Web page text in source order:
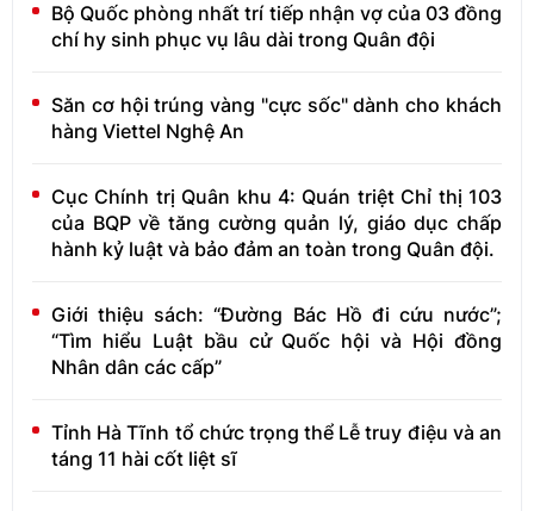
Bộ Quốc phòng nhất trí tiếp nhận vợ của 03 đồng
chí hy sinh phục vụ lâu dài trong Quân đội
Săn cơ hội trúng vàng "cực sốc" dành cho khách
hàng Viettel Nghệ An
Cục Chính trị Quân khu 4: Quán triệt Chỉ thị 103
của BQP về tăng cường quản lý, giáo dục chấp
hành kỷ luật và bảo đảm an toàn trong Quân đội.
Giới thiệu sách: “Đường Bác Hồ đi cứu nước”;
“Tìm hiểu Luật bầu cử Quốc hội và Hội đồng
Nhân dân các cấp”
Tỉnh Hà Tĩnh tổ chức trọng thể Lễ truy điệu và an
táng 11 hài cốt liệt sĩ